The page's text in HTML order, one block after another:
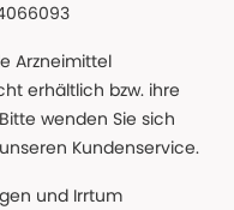
Arzneimittel
erhältlich bzw. ihre
wenden Sie sich
Kundenservice.
und Irrtum